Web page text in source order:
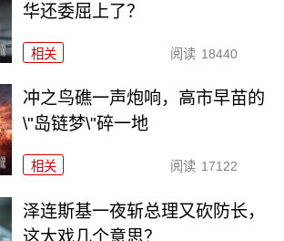
华还委屈上了？
相关 阅读 18440
冲之鸟礁一声炮响，高市早苗的
\"岛链梦\"碎一地
相关 阅读 17122
泽连斯基一夜斩总理又砍防长，